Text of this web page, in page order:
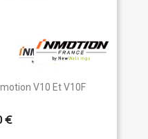
V10 Et V10F
€